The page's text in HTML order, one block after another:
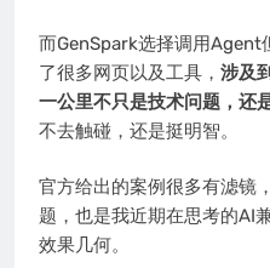
而GenSpark选择调用Agent
了很多网页以及工具， 涉及
一公里不只是技术问题，还
不去触碰，还是挺明智。
官方给出的案例很多有滤镜
题，也是我近期在思考的AI
效果几何。